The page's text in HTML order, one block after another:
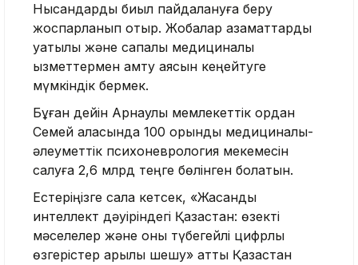
Нысандарды биыл пайдалануға беру
жоспарланып отыр. Жобалар азаматтарды
уақтылы және сапалы медициналық
қызметтермен қамту аясын кеңейтуге
мүмкіндік бермек.
Бұған дейін Арнаулы мемлекеттік қордан
Семей қаласында 100 орындық медициналық-
әлеуметтік психоневрология мекемесін
салуға 2,6 млрд теңге бөлінген болатын.
Естеріңізге сала кетсек, «Жасанды
интеллект дәуіріндегі Қазақстан: өзекті
мәселелер және оны түбегейлі цифрлық
өзгерістер арқылы шешу» атты Қазақстан